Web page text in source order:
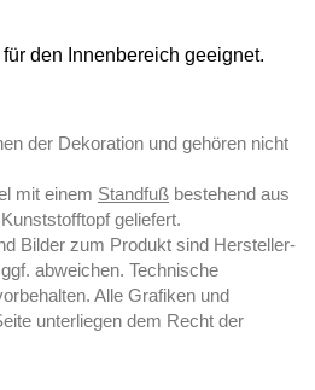
den Innenbereich geeignet.
der Dekoration und gehören nicht
mit einem Standfuß bestehend aus
geliefert.
Bilder zum Produkt sind Hersteller-
abweichen. Technische
Alle Grafiken und
unterliegen dem Recht der